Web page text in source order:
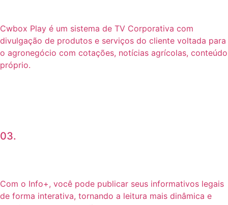
Cwbox Play é um sistema de TV Corporativa com
divulgação de produtos e serviços do cliente voltada para
o agronegócio com cotações, notícias agrícolas, conteúdo
próprio.
03.
Com o Info+, você pode publicar seus informativos legais
de forma interativa, tornando a leitura mais dinâmica e